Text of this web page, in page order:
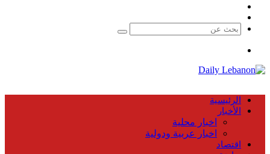
بحث
الرئيسية
الأخبار
اخبار محلية
اخبار عربية ودولية
اقتصاد